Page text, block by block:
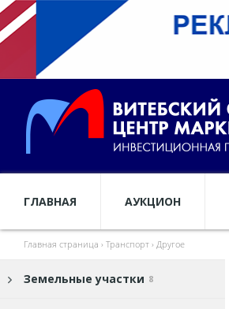
ГЛАВНАЯ АУКЦИОН
Главная страница › Транспорт › Другое
Земельные участки 8